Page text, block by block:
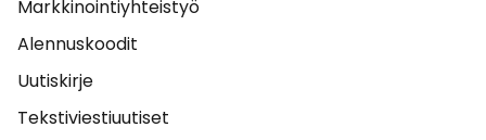
Markkinointiyhteistyö
Alennuskoodit
Uutiskirje
Tekstiviestiuutiset